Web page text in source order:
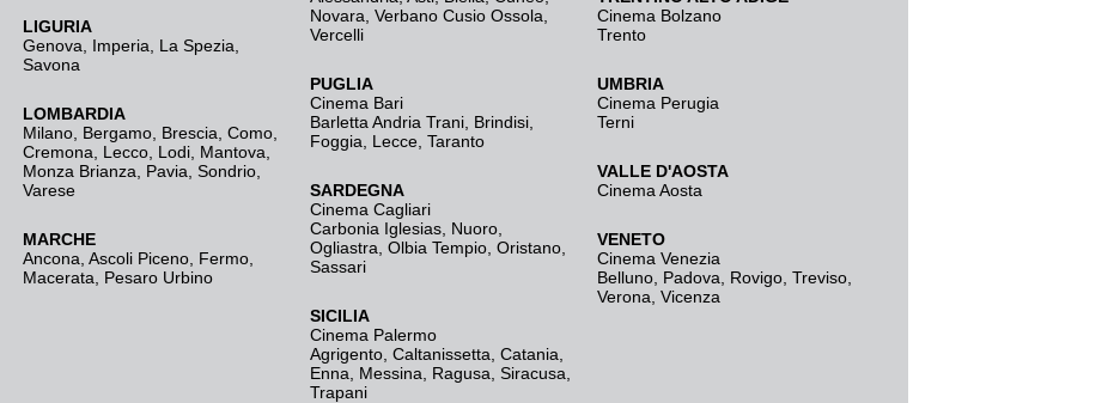
LIGURIA
Genova
Imperia La Spezia
Savona
LOMBARDIA
Milano Bergamo Brescia, Como
Cremona
Lecco Lodi Mantova
Monza Brianza
Pavia Sondrio
Varese
MARCHE
Ancona Ascoli Piceno Fermo
Macerata
Pesaro Urbino
Novara Verbano Cusio Ossola
Vercelli
PUGLIA
Cinema Bari
Barletta Andria Trani Brindisi
Foggia
Lecce Taranto
SARDEGNA
Cinema Cagliari
Carbonia Iglesias Nuoro
Ogliastra Olbia Tempio Oristano
Sassari
SICILIA
Cinema Palermo
Agrigento Caltanissetta Catania
Enna
Messina Ragusa Siracusa
Trapani
Cinema Bolzano
Trento
UMBRIA
Cinema Perugia
Terni
VALLE D'AOSTA
Cinema Aosta
VENETO
Cinema Venezia
Belluno Padova Rovigo Treviso
Verona Vicenza